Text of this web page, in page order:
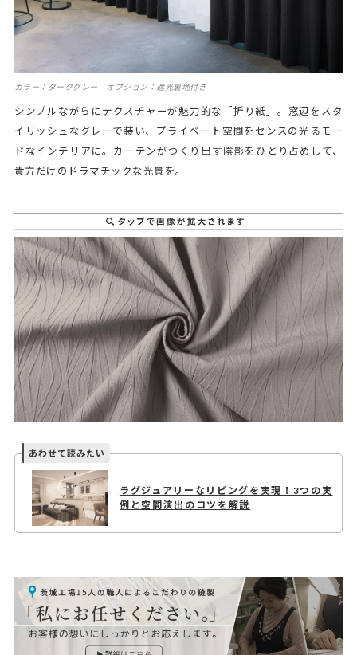
カラー：ダークグレー オプション：遮光裏地付き
シンプルながらにテクスチャーが魅力的な「折り紙」。窓辺をスタ
イリッシュなグレーで装い、プライベート空間をセンスの光るモー
ドなインテリアに。カーテンがつくり出す陰影をひとり占めして、
貴方だけのドラマチックな光景を。
ラグジュアリーなリビングを実現！3つの実
例と空間演出のコツを解説